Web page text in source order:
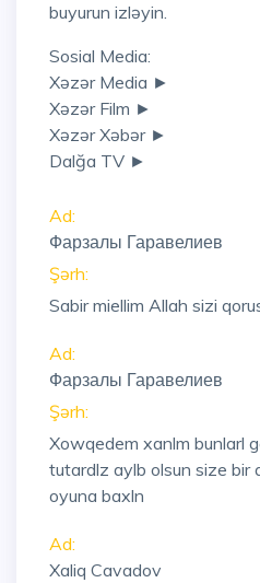
buyurun izləyin.
Sosial Media:
Xəzər Media ►
Xəzər Film ►
Xəzər Xəbər ►
Dalğa TV ►
Ad:
Фарзалы Гаравелиев
Şərh:
Sabir miellim Allah sizi
Ad:
Фарзалы Гаравелиев
Şərh:
Xowqedem xanlm bunlarl
tutardlz aylb olsun size bir
oyuna baxln
Ad:
Xaliq Cavadov